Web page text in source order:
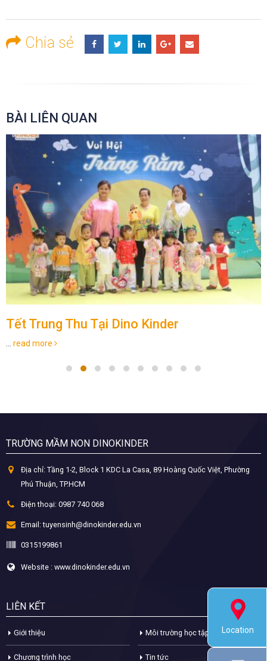
Chia sẻ
BÀI LIÊN QUAN
Tết Trung Thu Tại Dino Kinder
... read more
TRƯỜNG MẦM NON DINOKINDER
Địa chỉ: Tầng 1-2, Block 1 KDC La Casa, 89 Hoàng Quốc Việt, Phường
Phú Thuận, TP.HCM
Điện thoại: 0987 740 068
Email: tuyensinh@dinokinder.edu.vn
0315199861
Website : www.dinokinder.edu.vn
LIÊN KẾT
Giới thiệu
Chương trình học
Môi trường học tập
Tin tức
Location